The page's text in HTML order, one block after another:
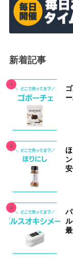
新着記事